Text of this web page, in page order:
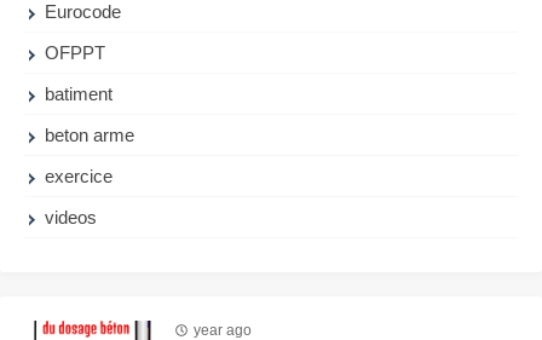
Eurocode
OFPPT
batiment
beton arme
exercice
videos
year ago